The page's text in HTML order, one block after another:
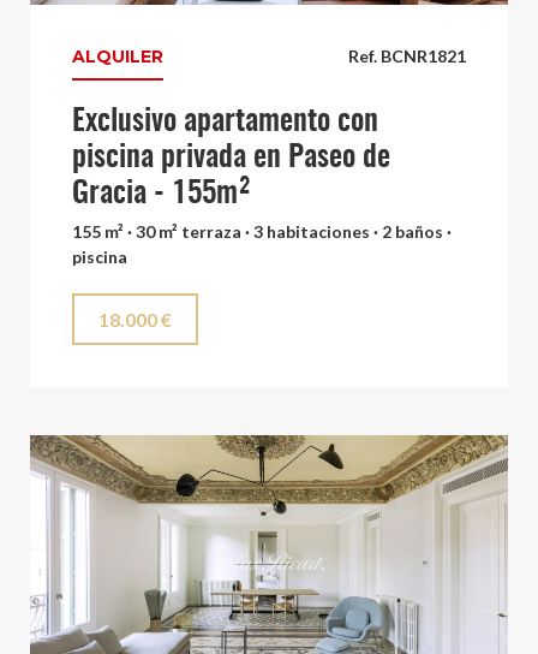
Ref. BCNR1821
ALQUILER
Exclusivo apartamento con
piscina privada en Paseo de
Gracia - 155m²
155 m² · 30 m² terraza · 3 habitaciones · 2 baños ·
piscina
18.000 €